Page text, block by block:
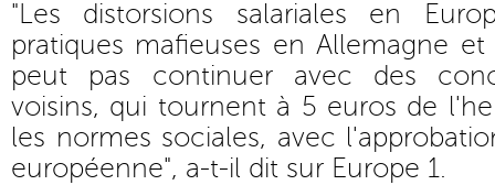
"Les distorsions salariales en
pratiques mafieuses en Allemagne
peut pas continuer avec des
voisins, qui tournent à 5 euros de
les normes sociales, avec
européenne", a-t-il dit sur Europe 1.